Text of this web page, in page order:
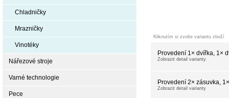
Kliknutím si zvolte variantu zboží
Provedení 1× dvířka, 1×
Zobrazit detail varianty
Provedení 2× zásuvka,
Zobrazit detail varianty
Chladničky
Mrazničky
Vinotéky
Nářezové stroje
Varné technologie
Pece